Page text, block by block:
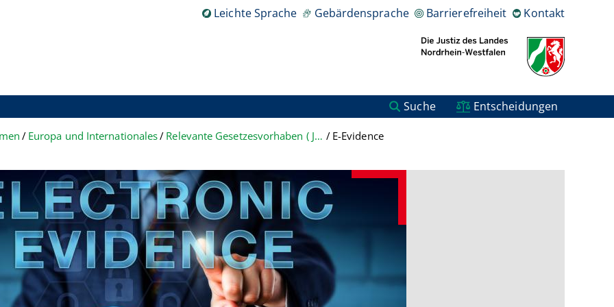
Leichte Sprache Gebärdensprache Barrierefreiheit Kontakt
Suche Entscheidungen
Europa und Internationales Relevante Gesetzesvorhaben ( Justiz) und Veranstaltungen zu EU-Initiativen E-Evidence